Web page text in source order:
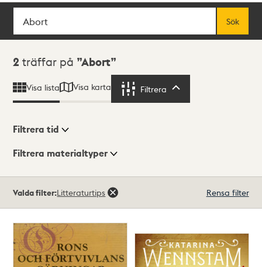
Sök
Sök
Sökresultat
2 träffar på Abort
Visa lista Visa karta Filtrera
Visningsläge
Filtrera tid
Filtrera materialtyper
träffar
Valda filter:Litteraturtips Rensa filter